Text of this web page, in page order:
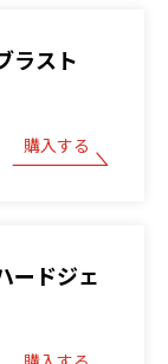
ラスト
購入する
ードジェ